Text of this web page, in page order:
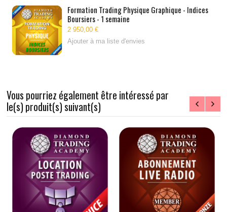
Formation Trading Physique Graphique - Indices
Boursiers - 1 semaine
2 950,00 €
Ajouter à ma liste d'envies
Vous pourriez également être intéressé par
le(s) produit(s) suivant(s)